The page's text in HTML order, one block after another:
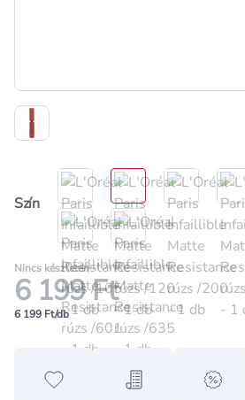
Szín
Nincs készleten
6 199 Ft
6 199 Ft/db
Hozzáadás a kedvencekhez
Hozzáadás aalert